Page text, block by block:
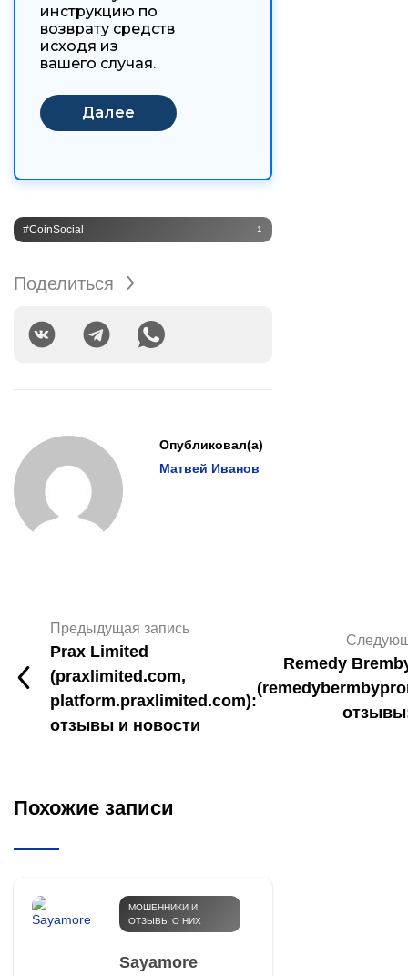
инструкцию по
возврату средств
исходя из
вашего случая.
#CoinSocial 1
Поделиться
Опубликовал(а)
Матвей Иванов
Предыдущая запись
Prax Limited
(praxlimited.com,
platform.praxlimited.com):
отзывы и новости
Remedy
Похожие записи
МОШЕННИКИ И
ОТЗЫВЫ О НИХ
Sayamore